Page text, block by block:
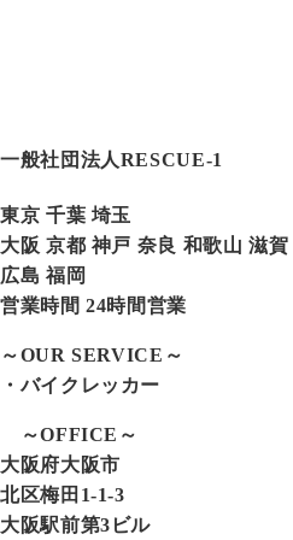
一般社団法人RESCUE-1
東京 千葉 埼玉
大阪 京都 神戸 奈良 和歌山 滋賀
広島 福岡
営業時間 24時間営業
～OUR SERVICE～
・バイクレッカー
～OFFICE～
大阪府大阪市
北区梅田1-1-3
大阪駅前第3ビル